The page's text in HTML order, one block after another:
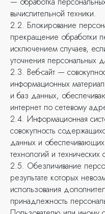
вычислительной техники.
2.2. Блокирование
прекращение обработки
исключением случаев,
уточнения персональных
2.3. Веб-сайт —
информационных
и баз данных,
интернет по сетевому
2.4. Информационная
совокупность
данных и
технологий и технических
2.5. Обезличивание
результате которых
использования
принадлежность